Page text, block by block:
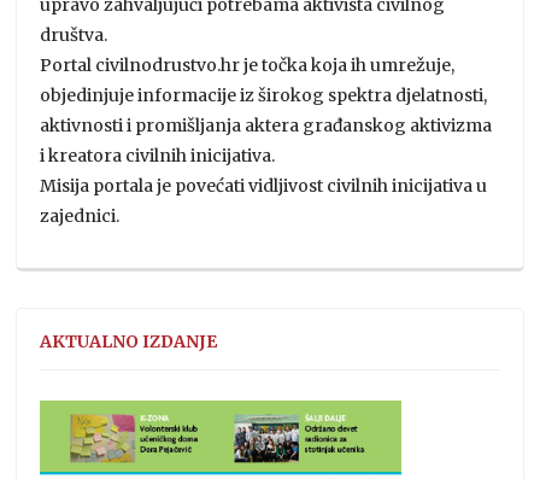
upravo zahvaljujući potrebama aktivista civilnog
društva.
Portal civilnodrustvo.hr je točka koja ih umrežuje,
objedinjuje informacije iz širokog spektra djelatnosti,
aktivnosti i promišljanja aktera građanskog aktivizma
i kreatora civilnih inicijativa.
Misija portala je povećati vidljivost civilnih inicijativa u
zajednici.
AKTUALNO IZDANJE